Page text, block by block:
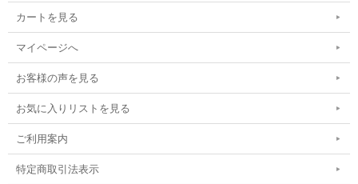
カートを見る
マイページへ
お客様の声を見る
お気に入りリストを見る
ご利用案内
特定商取引法表示